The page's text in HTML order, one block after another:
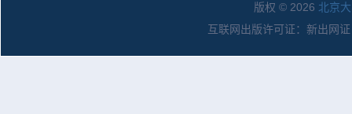
版权 © 2026 北京
互联网出版许可证：新出网